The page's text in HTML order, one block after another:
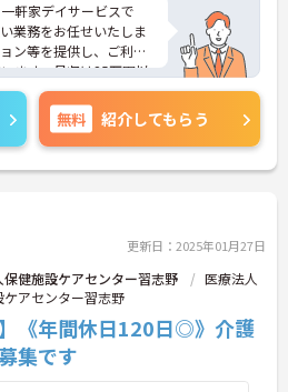
軒家デイサービスで
業務をお任せいたしま
ン等を提供し、ご利用
ます。月収は25万円以
500万円も目指せま
策ポイントなど、さら
でお気軽にご相談くだ
無料 紹介してもらう
更新日：2025年01月27日
健施設ケアセンター習志野
医療法人
アセンター習志野
】《年間休日120日◎》介護
集です